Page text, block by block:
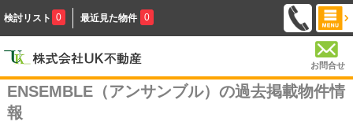
検討リスト 0 最近見た物件 0
お問合せ
ENSEMBLE（アンサンブル）の過去掲載物件情
報